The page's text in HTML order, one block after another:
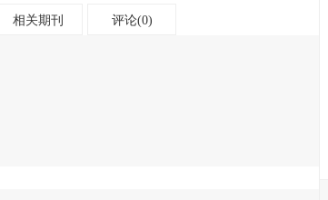
相关期刊 评论(0)